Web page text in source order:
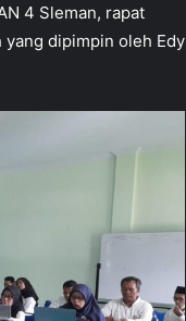
4 Sleman, rapat
yang dipimpin oleh Edy